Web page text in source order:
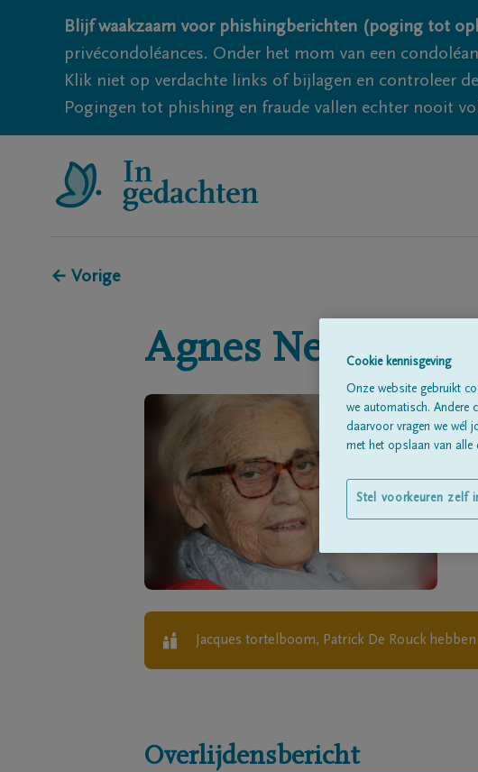
Blijf waakzaam voor phishingberichten (poging tot
privécondoléances. Onder het mom van een
Klik niet op verdachte links of bijlagen en controleer
Pogingen tot phishing en fraude vallen echter nooit
← Vorige
Agnes
Jacques tortelboom, Patrick De Rouck
Overlijdensbericht
Cookie kennisgeving
Onze website gebruikt
we automatisch. Andere
daarvoor vragen we wél
met het opslaan van alle
Stel voorkeuren zelf